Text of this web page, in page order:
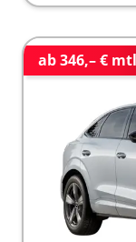
ab 346,– €